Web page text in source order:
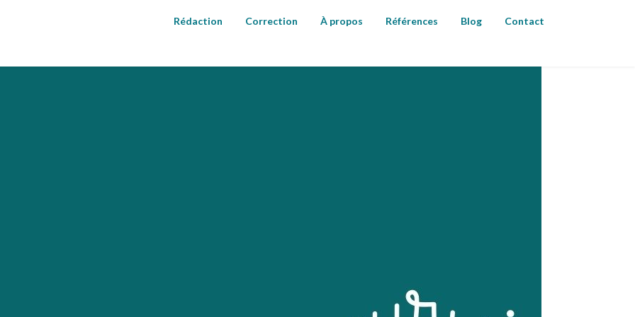
Rédaction Correction À propos Références Blog Contact